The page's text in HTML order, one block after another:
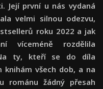
Její první u nás vydaná
velmi silnou odezvu,
roku 2022 a jak
víceméně rozdělila
ty, kteří se do díla
všech dob, a na
románu žádný přesah